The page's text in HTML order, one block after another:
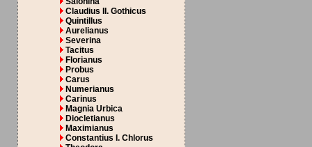
Claudius II. Gothicus
Quintillus
Aurelianus
Severina
Tacitus
Florianus
Probus
Carus
Numerianus
Carinus
Magnia Urbica
Diocletianus
Maximianus
Constantius I. Chlorus